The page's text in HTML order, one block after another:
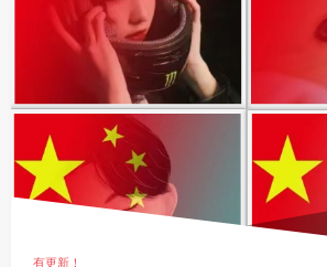
有更新！